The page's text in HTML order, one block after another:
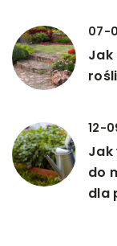
07-
Jak
12-
Jak
do
dla